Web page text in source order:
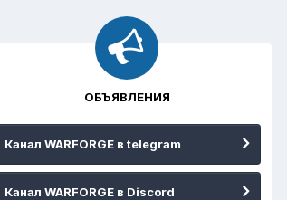
ОБЪЯВЛЕНИЯ
Канал WARFORGE в telegram
Канал WARFORGE в Discord